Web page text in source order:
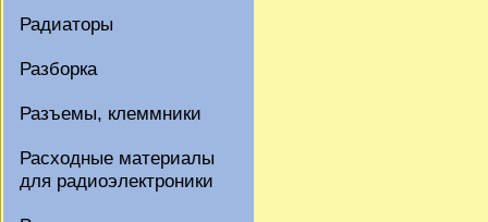
Радиаторы
Разборка
Разъемы, клеммники
Расходные материалы
для радиоэлектроники